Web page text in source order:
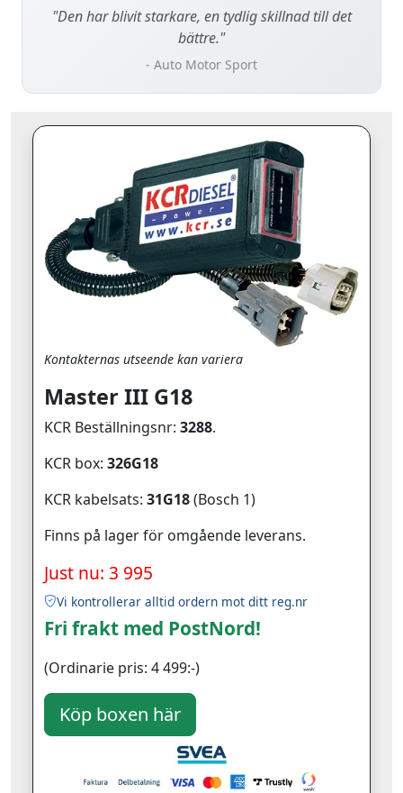
"Den har blivit starkare, en tydlig skillnad till det
bättre."
- Auto Motor Sport
Kontakternas utseende kan variera
Master III G18
KCR Beställningsnr: 3288.
KCR box: 326G18
KCR kabelsats: 31G18(Bosch 1)
Finns på lager för omgående leverans.
Just nu: 3 995
Vi kontrollerar alltid ordern mot ditt reg.nr
Fri frakt med PostNord!
(Ordinarie pris: 4 499:-)